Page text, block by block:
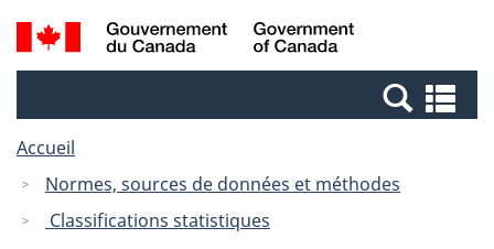
Passer
au
Passer
à
Canada
Recherche
et
et
Accueil
Normes, sources de données et méthodes
Classifications statistiques